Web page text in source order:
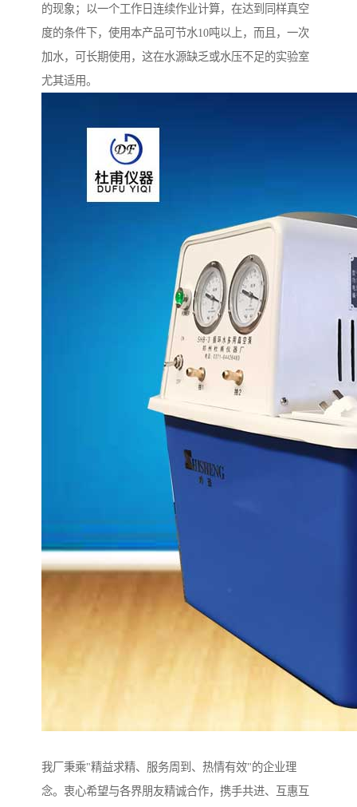
的现象；以一个工作日连续作业计算，在达到同样真空
度的条件下，使用本产品可节水10吨以上，而且，一次
加水，可长期使用，这在水源缺乏或水压不足的实验室
尤其适用。
我厂秉乘"精益求精、服务周到、热情有效"的企业理
念。衷心希望与各界朋友精诚合作，携手共进、互惠互